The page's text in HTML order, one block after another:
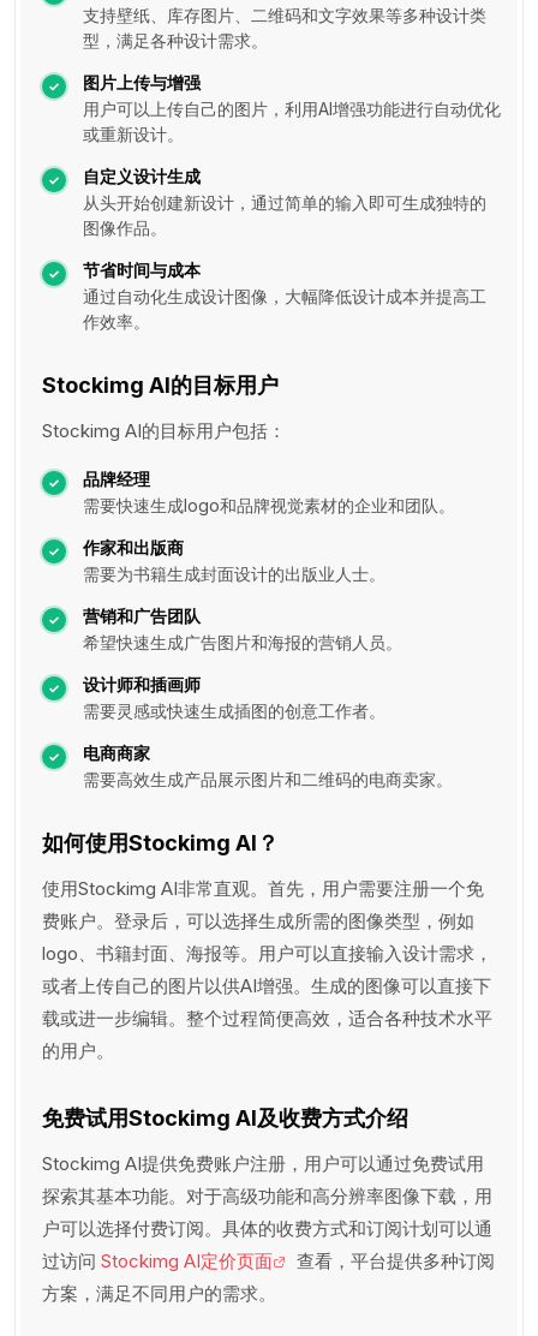
支持壁纸、库存图片、二维码和文字效果等多种设计类
型，满足各种设计需求。
图片上传与增强
用户可以上传自己的图片，利用AI增强功能进行自动优化
或重新设计。
自定义设计生成
从头开始创建新设计，通过简单的输入即可生成独特的
图像作品。
节省时间与成本
通过自动化生成设计图像，大幅降低设计成本并提高工
作效率。
Stockimg AI的目标用户
Stockimg AI的目标用户包括：
品牌经理
需要快速生成logo和品牌视觉素材的企业和团队。
作家和出版商
需要为书籍生成封面设计的出版业人士。
营销和广告团队
希望快速生成广告图片和海报的营销人员。
设计师和插画师
需要灵感或快速生成插图的创意工作者。
电商商家
需要高效生成产品展示图片和二维码的电商卖家。
如何使用Stockimg AI？
使用Stockimg AI非常直观。首先，用户需要注册一个免
费账户。登录后，可以选择生成所需的图像类型，例如
logo、书籍封面、海报等。用户可以直接输入设计需求，
或者上传自己的图片以供AI增强。生成的图像可以直接下
载或进一步编辑。整个过程简便高效，适合各种技术水平
的用户。
免费试用Stockimg AI及收费方式介绍
Stockimg AI提供免费账户注册，用户可以通过免费试用
探索其基本功能。对于高级功能和高分辨率图像下载，用
户可以选择付费订阅。具体的收费方式和订阅计划可以通
过访问 Stockimg AI定价页面
查看，平台提供多种订阅
方案，满足不同用户的需求。